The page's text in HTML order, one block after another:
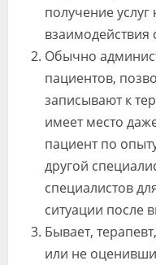
получение услуг
взаимодействия
Обычно
пациентов,
записывают к
имеет место
пациент по
другой
специалистов
ситуации после
Бывает,
или не